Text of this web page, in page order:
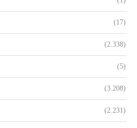
(17)
(2.338)
(5)
(3.208)
(2.231)